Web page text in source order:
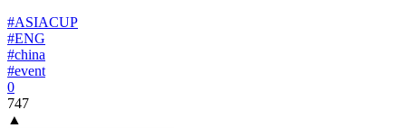
#ASIACUP
#ENG
#china
#event
0
747
▲